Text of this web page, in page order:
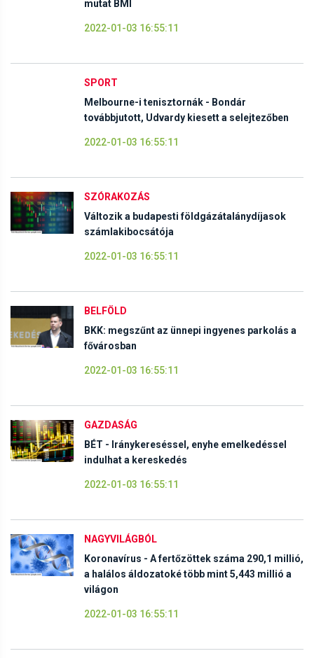
mutat BMI
2022-01-03 16:55:11
SPORT
Melbourne-i tenisztornák - Bondár
továbbjutott, Udvardy kiesett a selejtezőben
2022-01-03 16:55:11
SZÓRAKOZÁS
Változik a budapesti földgázátalánydíjasok
számlakibocsátója
2022-01-03 16:55:11
BELFÖLD
BKK: megszűnt az ünnepi ingyenes parkolás a
fővárosban
2022-01-03 16:55:11
GAZDASÁG
BÉT - Iránykereséssel, enyhe emelkedéssel
indulhat a kereskedés
2022-01-03 16:55:11
NAGYVILÁGBÓL
Koronavírus - A fertőzöttek száma 290,1 millió,
a halálos áldozatoké több mint 5,443 millió a
világon
2022-01-03 16:55:11